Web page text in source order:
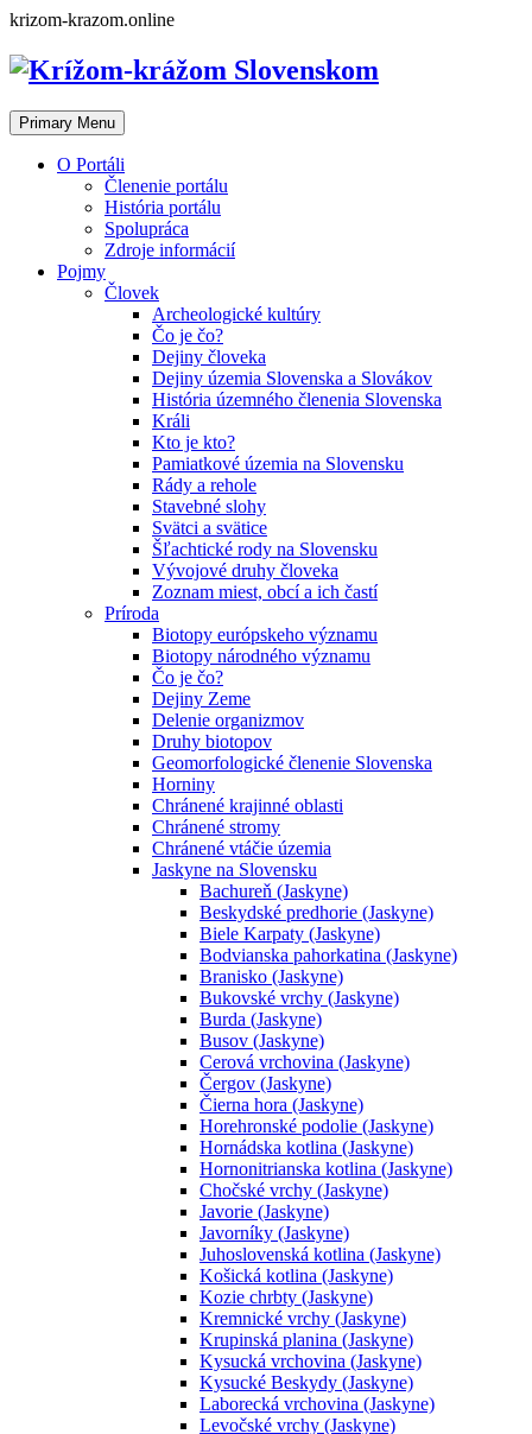
Skip
content
krizom-krazom.online
Primary Menu
O Portáli
Členenie portálu
História portálu
Spolupráca
Zdroje informácií
Pojmy
Človek
Archeologické kultúry
Čo je čo?
Dejiny človeka
Dejiny územia Slovenska a Slovákov
História územného členenia Slovenska
Králi
Kto je kto?
Pamiatkové územia na Slovensku
Rády a rehole
Stavebné slohy
Svätci a svätice
Šľachtické rody na Slovensku
Vývojové druhy človeka
Zoznam miest, obcí a ich častí
Príroda
Biotopy európskeho významu
Biotopy národného významu
Čo je čo?
Dejiny Zeme
Delenie organizmov
Druhy biotopov
Geomorfologické členenie Slovenska
Horniny
Chránené krajinné oblasti
Chránené stromy
Chránené vtáčie územia
Jaskyne na Slovensku
Bachureň (Jaskyne)
Beskydské predhorie (Jaskyne)
Biele Karpaty (Jaskyne)
Bodvianska pahorkatina (Jaskyne)
Branisko (Jaskyne)
Bukovské vrchy (Jaskyne)
Burda (Jaskyne)
Busov (Jaskyne)
Cerová vrchovina (Jaskyne)
Čergov (Jaskyne)
Čierna hora (Jaskyne)
Horehronské podolie (Jaskyne)
Hornádska kotlina (Jaskyne)
Hornonitrianska kotlina (Jaskyne)
Chočské vrchy (Jaskyne)
Javorie (Jaskyne)
Javorníky (Jaskyne)
Juhoslovenská kotlina (Jaskyne)
Košická kotlina (Jaskyne)
Kozie chrbty (Jaskyne)
Kremnické vrchy (Jaskyne)
Krupinská planina (Jaskyne)
Kysucká vrchovina (Jaskyne)
Kysucké Beskydy (Jaskyne)
Laborecká vrchovina (Jaskyne)
Levočské vrchy (Jaskyne)